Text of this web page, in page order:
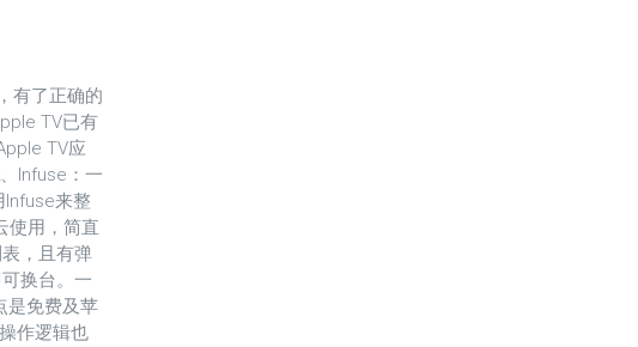
有了正确的
TV已有
TV应
Infuse：一
Infuse来整
使用，简直
，且有弹
换台。一
是免费及苹
作逻辑也